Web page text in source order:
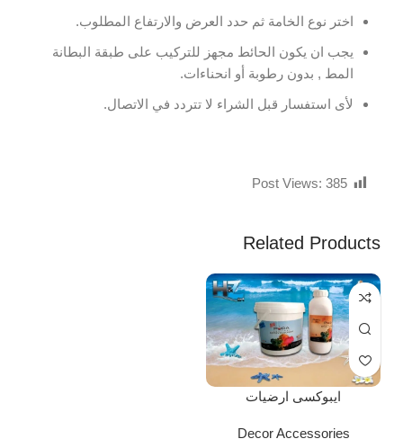
اختر نوع الخامة ثم حدد العرض والارتفاع المطلوب.
يجب ان يكون الحائط مجهز للتركيب على طبقة البطانة
المط , بدون رطوبة أو انحناءات.
لأى استفسار قبل الشراء لا تتردد في الاتصال.
Post Views: 385
Related Products
ايبوكسى ارضيات
Decor Accessories